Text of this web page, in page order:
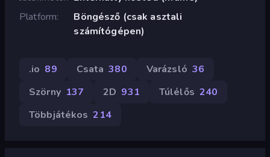
Platform
Böngésző (csak asztali
számítógépen)
.io 89 Csata 380 Varázsló 36
Szörny 137 2D 931 Túlélős 240
Többjátékos 214